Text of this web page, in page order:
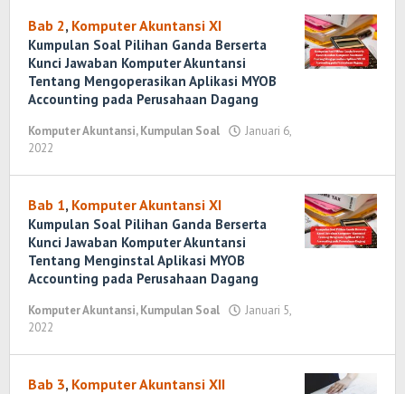
Bab 2, Komputer Akuntansi XI
Kumpulan Soal Pilihan Ganda Berserta
Kunci Jawaban Komputer Akuntansi
Tentang Mengoperasikan Aplikasi MYOB
Accounting pada Perusahaan Dagang
Komputer Akuntansi,Kumpulan Soal
Januari 6,
2022
Bab 1, Komputer Akuntansi XI
Kumpulan Soal Pilihan Ganda Berserta
Kunci Jawaban Komputer Akuntansi
Tentang Menginstal Aplikasi MYOB
Accounting pada Perusahaan Dagang
Komputer Akuntansi,Kumpulan Soal
Januari 5,
2022
Bab 3, Komputer Akuntansi XII